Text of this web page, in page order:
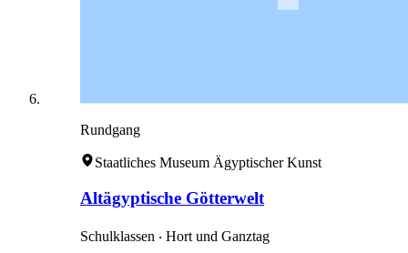
Rundgang
Staatliches Museum Ägyptischer Kunst
Altägyptische Götterwelt
Schulklassen ‧ Hort und Ganztag